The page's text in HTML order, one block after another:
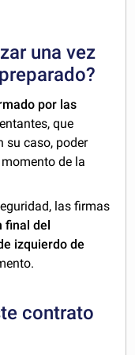
una vez
por las
que
su caso, poder
de la
las firmas
final del
izquierdo de
contrato